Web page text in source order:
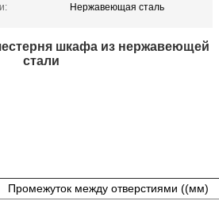
Нержавеющая сталь
шкафа из нержавеющей
стали
Промежуток между отверстиями ((мм)